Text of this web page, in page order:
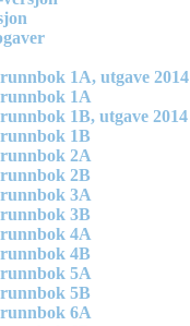
1A, utgave 2014
1A
1B, utgave 2014
1B
2A
2B
3A
3B
4A
4B
5A
5B
6A